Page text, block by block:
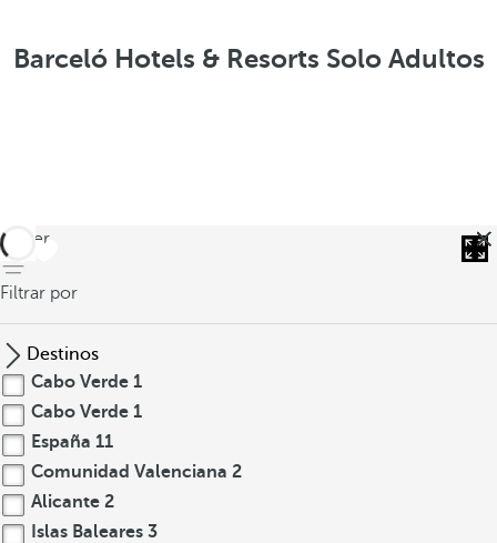
Barceló Hotels & Resorts Solo Adultos
volver
Filtrar por
Destinos
Cabo Verde 1
Cabo Verde 1
España 11
Comunidad Valenciana 2
Alicante 2
Islas Baleares 3